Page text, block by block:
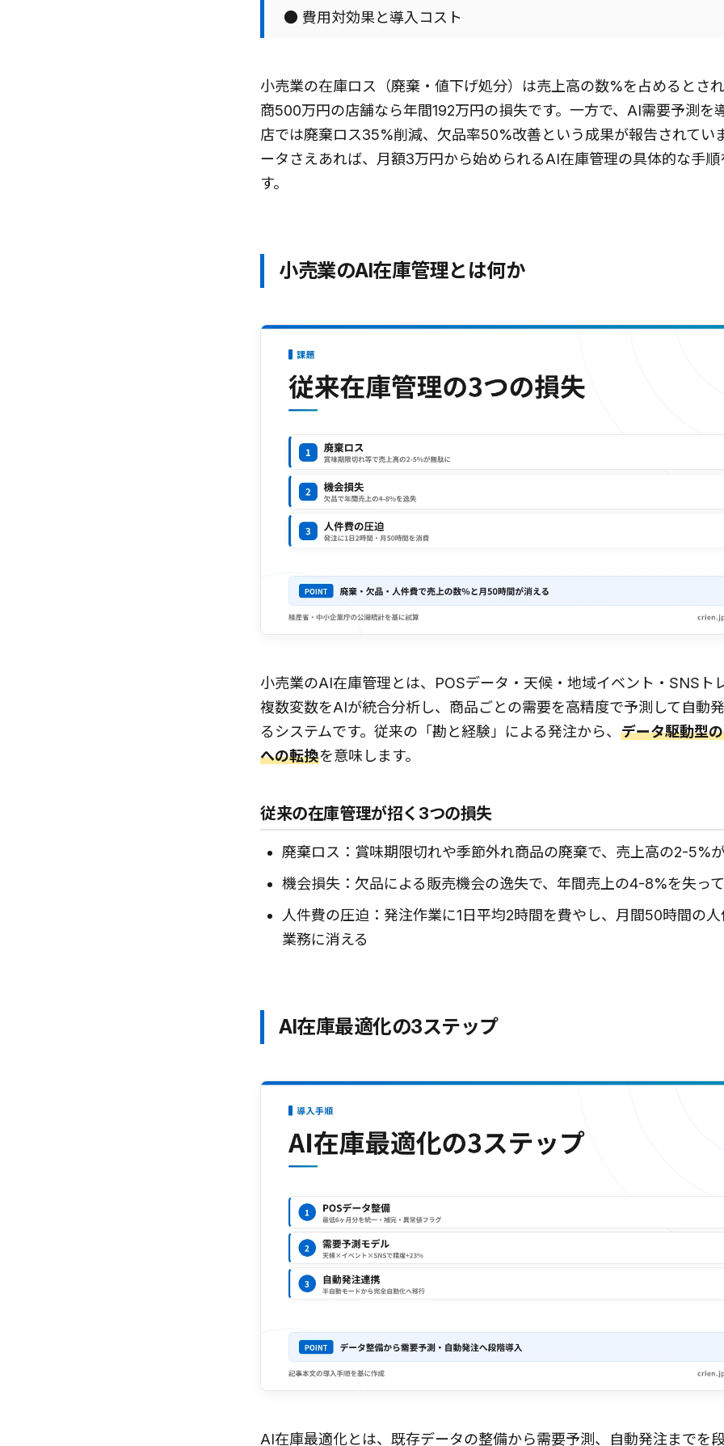
● 費用対効果と導入コスト
小売業の在庫ロス（廃棄・値下げ処分）は売上高の数%を占めるとさ
商500万円の店舗なら年間192万円の損失です。一方で、AI需要予測を
店では廃棄ロス35%削減、欠品率50%改善という成果が報告されてい
ータさえあれば、月額3万円から始められるAI在庫管理の具体的な手
す。
小売業のAI在庫管理とは何か
小売業のAI在庫管理とは、POSデータ・天候・地域イベント・SNSト
複数変数をAIが統合分析し、商品ごとの需要を高精度で予測して自動
るシステムです。従来の「勘と経験」による発注から、 データ駆動型
への転換を意味します。
従来の在庫管理が招く3つの損失
廃棄ロス：賞味期限切れや季節外れ商品の廃棄で、売上高の2-5%
機会損失：欠品による販売機会の逸失で、年間売上の4-8%を失っ
人件費の圧迫：発注作業に1日平均2時間を費やし、月間50時間の
業務に消える
AI在庫最適化の3ステップ
AI在庫最適化とは、既存データの整備から需要予測、自動発注までを